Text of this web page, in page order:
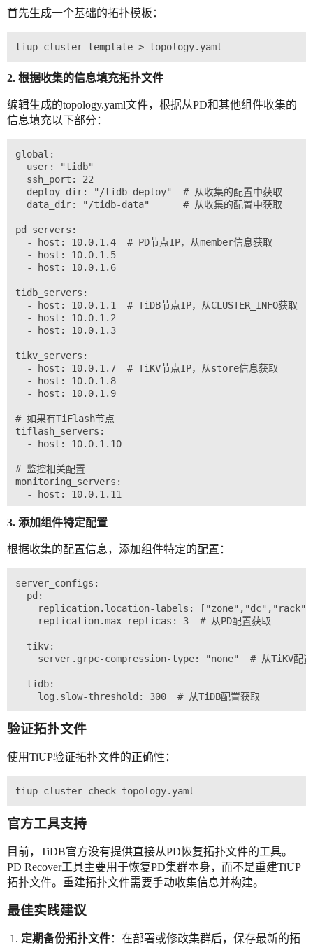
首先生成一个基础的拓扑模板：
2. 根据收集的信息填充拓扑文件
编辑生成的topology.yaml文件，根据从PD和其他组件收集的
信息填充以下部分：
global:
  user: "tidb"
  ssh_port: 22
  deploy_dir: "/tidb-deploy"  # 从收集的配置中获取
  data_dir: "/tidb-data"      # 从收集的配置中获取
pd_servers:
  - host: 10.0.1.4  # PD节点IP，从member信息获取
  - host: 10.0.1.5
  - host: 10.0.1.6
tidb_servers:
  - host: 10.0.1.1  # TiDB节点IP，从CLUSTER_INFO获取
  - host: 10.0.1.2
  - host: 10.0.1.3
tikv_servers:
  - host: 10.0.1.7  # TiKV节点IP，从store信息获取
  - host: 10.0.1.8
  - host: 10.0.1.9
# 如果有TiFlash节点
tiflash_servers:
  - host: 10.0.1.10
# 监控相关配置
monitoring_servers:
  - host: 10.0.1.11
grafana_servers:
alertmanager_servers:
3. 添加组件特定配置
根据收集的配置信息，添加组件特定的配置：
server_configs:
  pd:
replication.location-labels:
    replication.max-replicas: 3  # 从PD配置获取
  tikv:
server.grpc-compression-type: "none"  # 从TiKV配置
  tidb:
验证拓扑文件
使用TiUP验证拓扑文件的正确性：
官方工具支持
目前，TiDB官方没有提供直接从PD恢复拓扑文件的工具。
PD Recover工具主要用于恢复PD集群本身，而不是重建TiUP
拓扑文件。重建拓扑文件需要手动收集信息并构建。
最佳实践建议
定期备份拓扑文件：在部署或修改集群后，保存最新的拓